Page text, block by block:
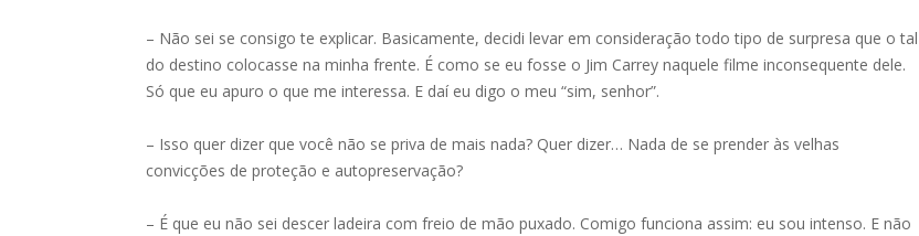
– Não sei se consigo te explicar. Basicamente, decidi levar em consideração todo tipo de surpresa que o tal
do destino colocasse na minha frente. É como se eu fosse o Jim Carrey naquele filme inconsequente dele.
Só que eu apuro o que me interessa. E daí eu digo o meu “sim, senhor”.
– Isso quer dizer que você não se priva de mais nada? Quer dizer… Nada de se prender às velhas
convicções de proteção e autopreservação?
– É que eu não sei descer ladeira com freio de mão puxado. Comigo funciona assim: eu sou intenso. E não